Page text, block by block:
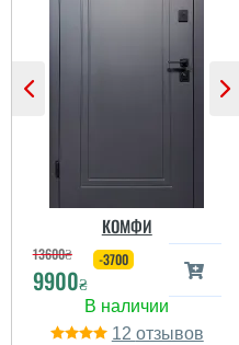
КОМФИ
13600₴
9900₴
-3700
12